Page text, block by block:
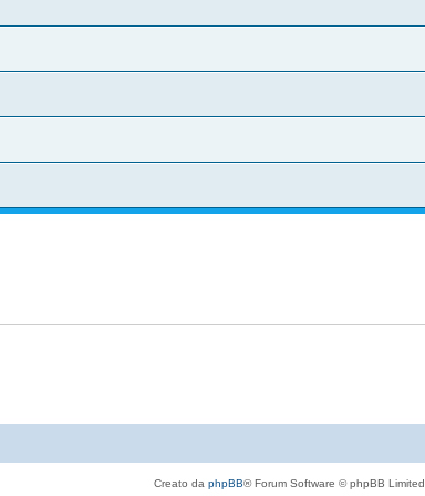
Creato da phpBB® Forum Software © phpBB Limited